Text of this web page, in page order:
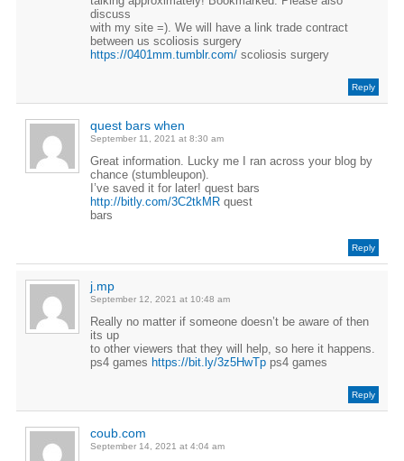
discuss
with my site =). We will have a link trade contract
between us scoliosis surgery
https://0401mm.tumblr.com/scoliosis surgery
Reply
quest bars when
September 11, 2021 at 8:30 am
Great information. Lucky me I ran across your blog by
chance (stumbleupon).
I’ve saved it for later! quest bars
http://bitly.com/3C2tkMRquest
bars
Reply
j.mp
September 12, 2021 at 10:48 am
Really no matter if someone doesn’t be aware of then
its up
to other viewers that they will help, so here it happens.
ps4 games https://bit.ly/3z5HwTpps4 games
Reply
coub.com
September 14, 2021 at 4:04 am